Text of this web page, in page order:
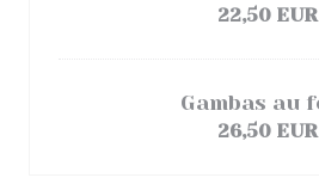
22,50 EUR
Gambas au
26,50 EUR